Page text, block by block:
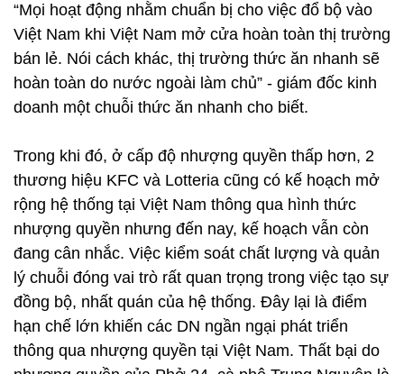
“Mọi hoạt động nhằm chuẩn bị cho việc đổ bộ vào
Việt Nam khi Việt Nam mở cửa hoàn toàn thị trường
bán lẻ. Nói cách khác, thị trường thức ăn nhanh sẽ
hoàn toàn do nước ngoài làm chủ” - giám đốc kinh
doanh một chuỗi thức ăn nhanh cho biết.
Trong khi đó, ở cấp độ nhượng quyền thấp hơn, 2
thương hiệu KFC và Lotteria cũng có kế hoạch mở
rộng hệ thống tại Việt Nam thông qua hình thức
nhượng quyền nhưng đến nay, kế hoạch vẫn còn
đang cân nhắc. Việc kiểm soát chất lượng và quản
lý chuỗi đóng vai trò rất quan trọng trong việc tạo sự
đồng bộ, nhất quán của hệ thống. Đây lại là điểm
hạn chế lớn khiến các DN ngần ngại phát triển
thông qua nhượng quyền tại Việt Nam. Thất bại do